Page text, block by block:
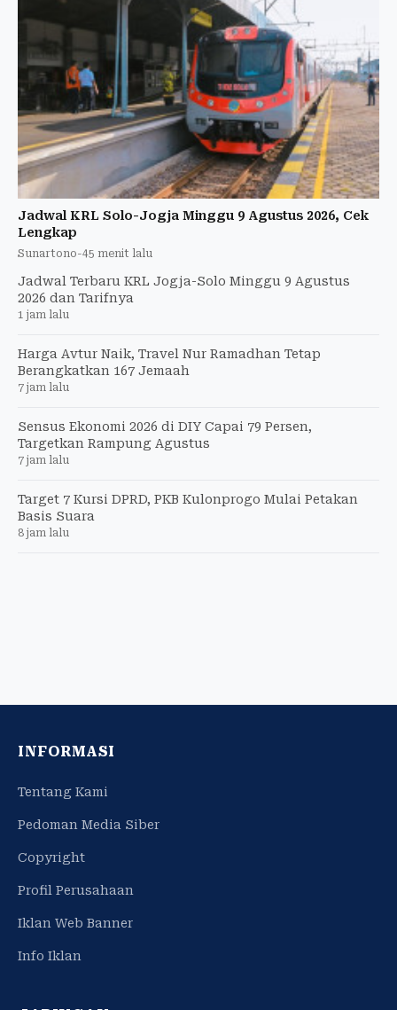
Jadwal KRL Solo-Jogja Minggu 9 Agustus 2026, Cek
Lengkap
Sunartono-45 menit lalu
Jadwal Terbaru KRL Jogja-Solo Minggu 9 Agustus
2026 dan Tarifnya
1 jam lalu
Harga Avtur Naik, Travel Nur Ramadhan Tetap
Berangkatkan 167 Jemaah
7 jam lalu
Sensus Ekonomi 2026 di DIY Capai 79 Persen,
Targetkan Rampung Agustus
7 jam lalu
Target 7 Kursi DPRD, PKB Kulonprogo Mulai Petakan
Basis Suara
8 jam lalu
INFORMASI
Tentang Kami
Pedoman Media Siber
Copyright
Profil Perusahaan
Iklan Web Banner
Info Iklan